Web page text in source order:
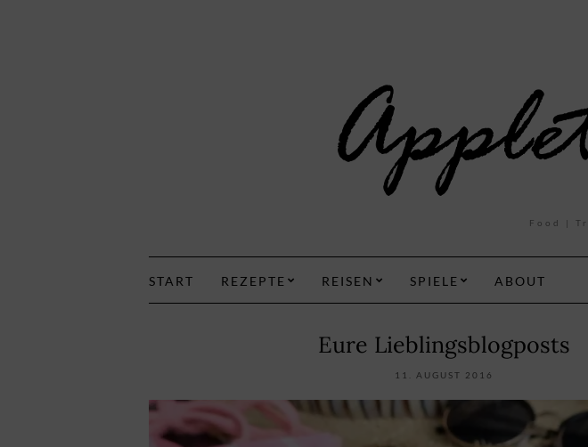
Food |
START REZEPTE REISEN SPIELE ABOUT
Eure Lieblingsblogposts
11. AUGUST 2016